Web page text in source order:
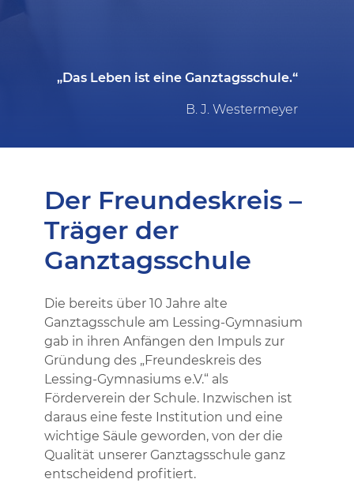
„Das Leben ist eine Ganztagsschule.“
B. J. Westermeyer
Der Freundeskreis –
Träger der
Ganztagsschule
Die bereits über 10 Jahre alte
Ganztagsschule am Lessing-Gymnasium
gab in ihren Anfängen den Impuls zur
Gründung des „Freundeskreis des
Lessing-Gymnasiums e.V.“ als
Förderverein der Schule. Inzwischen ist
daraus eine feste Institution und eine
wichtige Säule geworden, von der die
Qualität unserer Ganztagsschule ganz
entscheidend profitiert.